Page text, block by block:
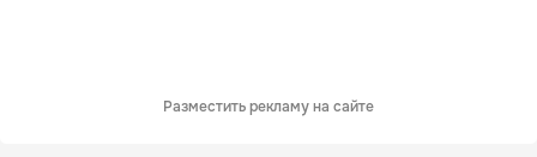
Разместить рекламу на сайте